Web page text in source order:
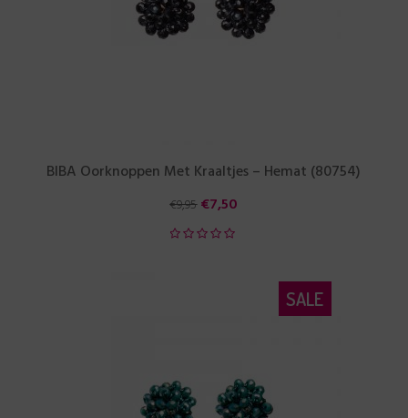
BIBA Oorknoppen Met Kraaltjes – Hemat (80754)
€9,95 €7,50
SALE